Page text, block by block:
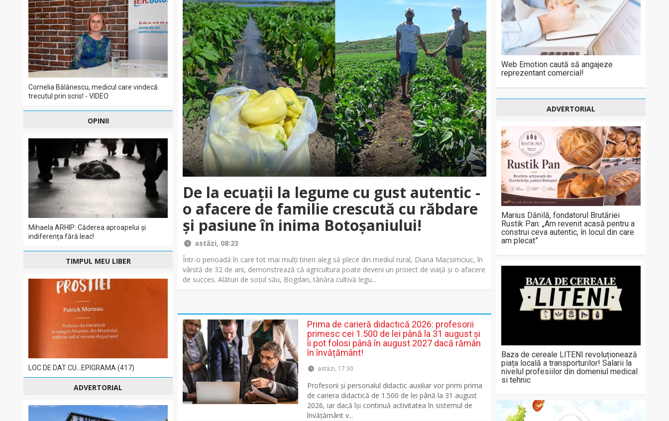
Cornelia Bălănescu, medicul care vindecă
trecutul prin scris! - VIDEO
OPINII
Mihaela ARHIP: Căderea aproapelui și
indiferența fără leac!
TIMPUL MEU LIBER
LOC DE DAT CU…EPIGRAMA (417)
ADVERTORIAL
De la ecuații la legume cu gust autentic -
o afacere de familie crescută cu răbdare
și pasiune în inima Botoșaniului!
astăzi, 08:23
Într-o perioadă în care tot mai mulți tineri aleg să plece din mediul rural, Diana Macsimciuc, în
vârstă de 32 de ani, demonstrează că agricultura poate deveni un proiect de viață și o afacere
de succes. Alături de soțul său, Bogdan, tânăra cultivă legu...
Prima de carieră didactică 2026: profesorii
primesc cei 1.500 de lei până la 31 august și
îi pot folosi până în august 2027 dacă rămân
în învățământ!
astăzi, 17:30
Profesorii și personalul didactic auxiliar vor primi prima
de cariera didactică de 1.500 de lei până la 31 august
2026, iar dacă își continuă activitatea în sistemul de
învățământ v...
Web Emotion caută să angajeze
reprezentant comercial!
ADVERTORIAL
Marius Dănilă, fondatorul Brutăriei
Rustik Pan: „Am revenit acasă pentru a
construi ceva autentic, în locul din care
am plecat”
Baza de cereale LITENI revoluționează
piața locală a transporturilor! Salarii la
nivelul profesiilor din domeniul medical
si tehnic